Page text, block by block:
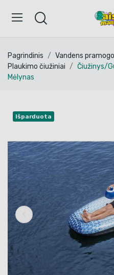
Pagrindinis Vandens
Plaukimo čiužiniai
Čiužinys/
Mėlynas
Išparduota